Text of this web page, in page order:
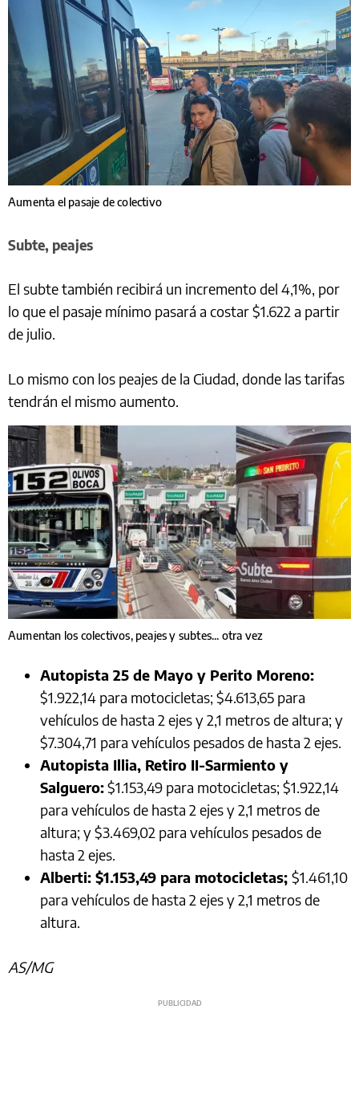
Aumenta el pasaje de colectivo
Subte, peajes
El subte también recibirá un incremento del 4,1%, por
lo que el pasaje mínimo pasará a costar $1.622 a partir
de julio.
Lo mismo con los peajes de la Ciudad, donde las tarifas
tendrán el mismo aumento.
Aumentan los colectivos, peajes y subtes... otra vez
Autopista 25 de Mayo y Perito Moreno:
$1.922,14 para motocicletas; $4.613,65 para
vehículos de hasta 2 ejes y 2,1 metros de altura; y
$7.304,71 para vehículos pesados de hasta 2 ejes.
Autopista Illia, Retiro II-Sarmiento y
Salguero:$1.153,49 para motocicletas; $1.922,14
para vehículos de hasta 2 ejes y 2,1 metros de
altura; y $3.469,02 para vehículos pesados de
hasta 2 ejes.
Alberti: $1.153,49 para motocicletas; $1.461,10
para vehículos de hasta 2 ejes y 2,1 metros de
altura.
AS/MG